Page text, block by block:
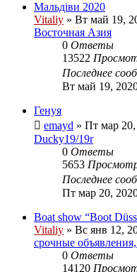
Мальдіви 2020
Vitaliy » Вт май 19,
Восточная Азия
0 Ответы
13522
Последнее
Вт май 19,
Генуя
emayd » Пт мар
Ducky19/19r
0 Ответы
5653
Последнее
Пт мар 20,
Boat show “Boot
Vitaliy » Вс янв 12,
срочные
0 Ответы
14120